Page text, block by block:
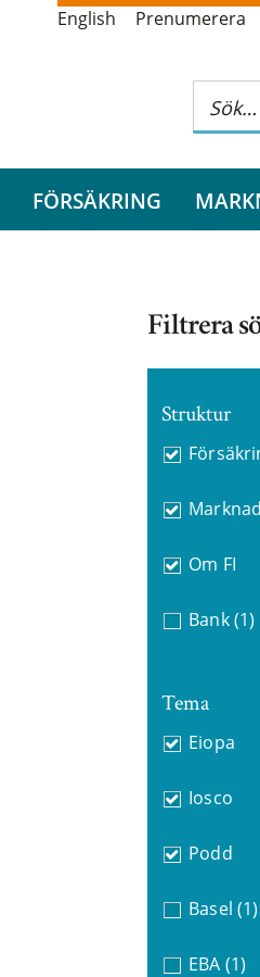
English Prenumerera
FÖRSÄKRING
Filtrera
Struktur
Marknad
Om FI
Bank (1)
Tema
Eiopa
Iosco
Podd
Basel (1)
EBA (1)